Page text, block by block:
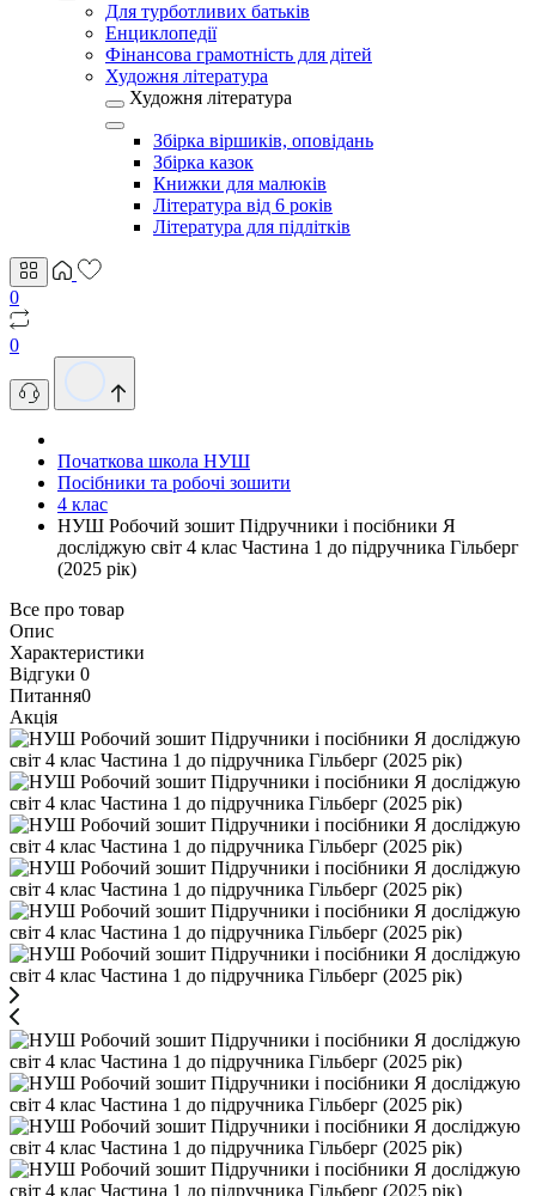
Для турботливих батьків
Енциклопедії
Фінансова грамотність для дітей
Художня література
Художня література
Збірка віршиків, оповідань
Збірка казок
Книжки для малюків
Література від 6 років
Література для підлітків
0
0
Початкова школа НУШ
Посібники та робочі зошити
4 клас
НУШ Робочий зошит Пiдручники i посiбники Я
досліджую світ 4 клас Частина 1 до підручника Гільберг
(2025 рік)
Все про товар
Опис
Характеристики
Відгуки 0
Питання0
Акція